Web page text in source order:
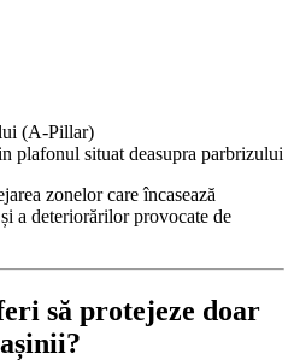
(A-Pillar)
plafonul situat deasupra parbrizului
zonelor care încasează
a deteriorărilor provocate de
să protejeze doar